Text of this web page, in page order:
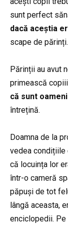
sunt perfect
dacă aceștia
scape de părinți.
Părinții au avut
primească
că sunt
întrețină.
Doamna de la
vedea condițiile
că locuința lor
într-o cameră
păpuși de tot
lângă aceasta,
enciclopedii. Pe